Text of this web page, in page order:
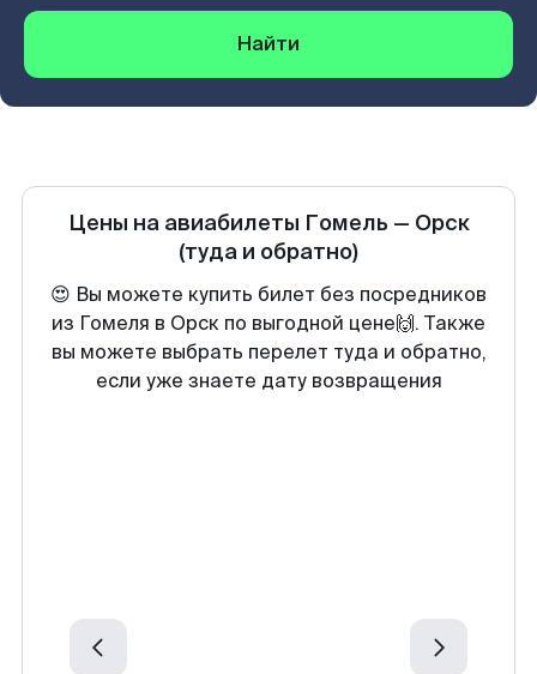
Найти
Цены на авиабилеты Гомель — Орск
(туда и обратно)
😍 Вы можете купить билет без посредников
из Гомеля в Орск по выгодной цене🙌. Также
вы можете выбрать перелет туда и обратно,
если уже знаете дату возвращения